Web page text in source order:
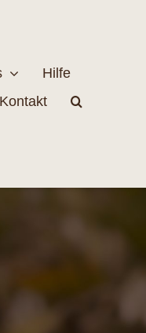
Hilfe
Kontakt